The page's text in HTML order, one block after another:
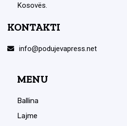
Kosovës.
KONTAKTI
info@podujevapress.net
MENU
Ballina
Lajme